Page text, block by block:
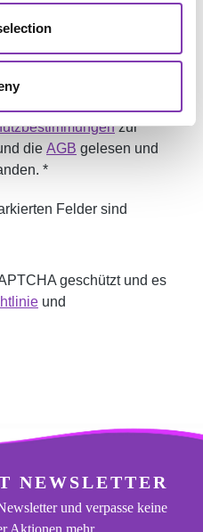
zur
die AGB gelesen und
*
Felder sind
geschützt und es
und
NEWSLETTER
und verpasse keine